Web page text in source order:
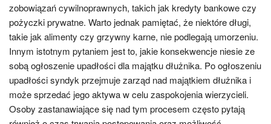
zobowiązań cywilnoprawnych, takich jak kredyty bankowe czy
pożyczki prywatne. Warto jednak pamiętać, że niektóre długi,
takie jak alimenty czy grzywny karne, nie podlegają umorzeniu.
Innym istotnym pytaniem jest to, jakie konsekwencje niesie ze
sobą ogłoszenie upadłości dla majątku dłużnika. Po ogłoszeniu
upadłości syndyk przejmuje zarząd nad majątkiem dłużnika i
może sprzedać jego aktywa w celu zaspokojenia wierzycieli.
Osoby zastanawiające się nad tym procesem często pytają